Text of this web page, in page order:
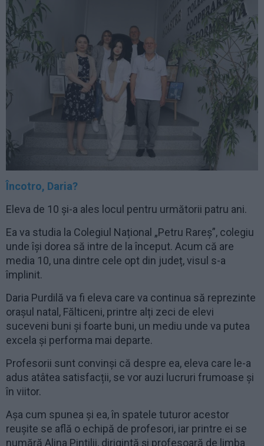
Încotro, Daria?
Eleva de 10 și-a ales locul pentru următorii patru ani.
Ea va studia la Colegiul Național „Petru Rareș”, colegiu
unde își dorea să intre de la început. Acum că are
media 10, una dintre cele opt din județ, visul s-a
împlinit.
Daria Purdilă va fi eleva care va continua să reprezinte
orașul natal, Fălticeni, printre alți zeci de elevi
suceveni buni și foarte buni, un mediu unde va putea
excela și performa mai departe.
Profesorii sunt convinși că despre ea, eleva care le-a
adus atâtea satisfacții, se vor auzi lucruri frumoase și
în viitor.
Așa cum spunea și ea, în spatele tuturor acestor
reușite se află o echipă de profesori, iar printre ei se
numără Alina Pintilii, dirigintă și profesoară de limba